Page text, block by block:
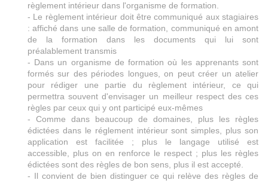
règlement intérieur dans l'organisme de formation.
- Le règlement intérieur doit être communiqué aux stagiaires
: affiché dans une salle de formation, communiqué en amont
de la formation dans les documents qui lui sont
préalablement transmis
- Dans un organisme de formation où les apprenants sont
formés sur des périodes longues, on peut créer un atelier
pour rédiger une partie du règlement intérieur, ce qui
permettra souvent d'envisager un meilleur respect des ces
règles par ceux qui y ont participé eux-mêmes
- Comme dans beaucoup de domaines, plus les règles
édictées dans le réglement intérieur sont simples, plus son
application est facilitée ; plus le langage utilisé est
accessible, plus on en renforce le respect ; plus les règles
édictées sont des règles de bon sens, plus il est accepté.
- Il convient de bien distinguer ce qui relève des règles de